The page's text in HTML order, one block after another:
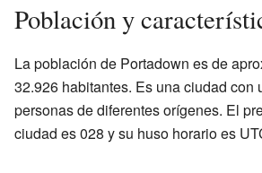
Población y
La población de Portadown es de
32.926 habitantes. Es una ciudad con
personas de diferentes orígenes. El
ciudad es 028 y su huso horario es